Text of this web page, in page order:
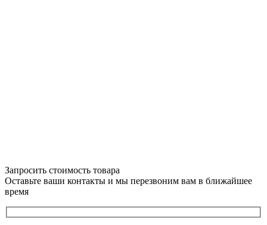
Запросить стоимость товара
Оставьте ваши контакты и мы перезвоним вам в ближайшее
время